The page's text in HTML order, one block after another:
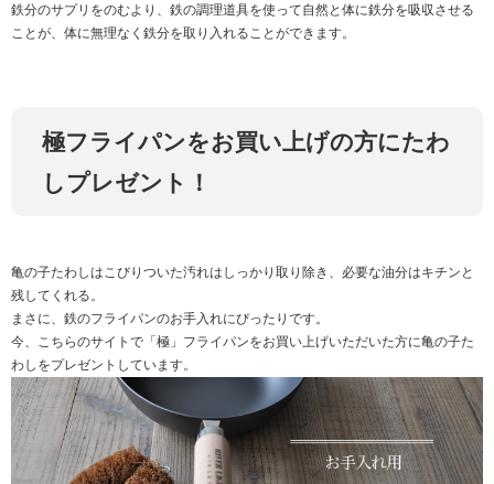
鉄分のサプリをのむより、鉄の調理道具を使って自然と体に鉄分を吸収させる
ことが、体に無理なく鉄分を取り入れることができます。
極フライパンをお買い上げの方にたわ
しプレゼント！
亀の子たわしはこびりついた汚れはしっかり取り除き、必要な油分はキチンと
残してくれる。
まさに、鉄のフライパンのお手入れにぴったりです。
今、こちらのサイトで「極」フライパンをお買い上げいただいた方に亀の子た
わしをプレゼントしています。